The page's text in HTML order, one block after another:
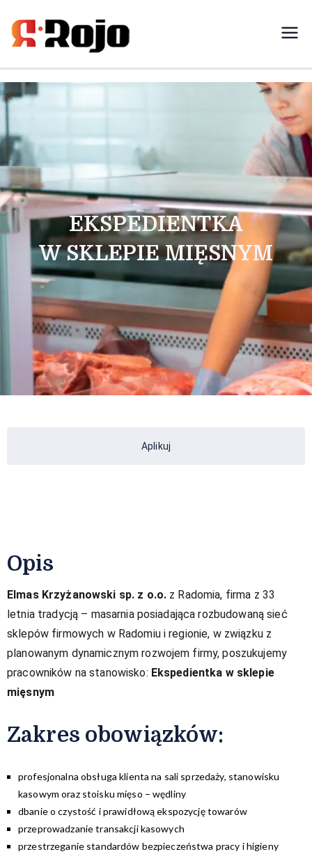
Rojo- agencja pracy świadczymy
rekrutacji między pracodawcą a
EKSPEDIENTKA
W SKLEPIE MIĘSNYM
Aplikuj
Opis
Elmas Krzyżanowski sp. z o.o. z Radomia, firma z 33
letnia tradycją – masarnia posiadająca rozbudowaną sieć
sklepów firmowych w Radomiu i regionie, w związku z
planowanym dynamicznym rozwojem firmy, poszukujemy
pracowników na stanowisko: Ekspedientka w sklepie
mięsnym
Zakres obowiązków:​
profesjonalna obsługa klienta na sali sprzedaży, stanowisku
kasowym oraz stoisku mięso – wędliny
dbanie o czystość i prawidłową ekspozycję towarów
przeprowadzanie transakcji kasowych
przestrzeganie standardów bezpieczeństwa pracy i higieny